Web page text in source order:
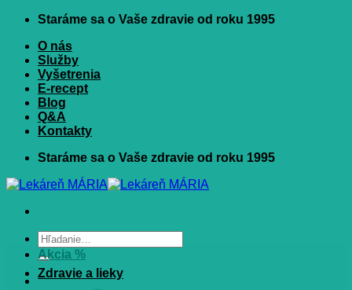
Skip
content
Staráme sa o Vaše zdravie od roku 1995
O nás
Služby
Vyšetrenia
E-recept
Blog
Q&A
Kontakty
Staráme sa o Vaše zdravie od roku 1995
Hľadať:
Akcia %
Zdravie a lieky